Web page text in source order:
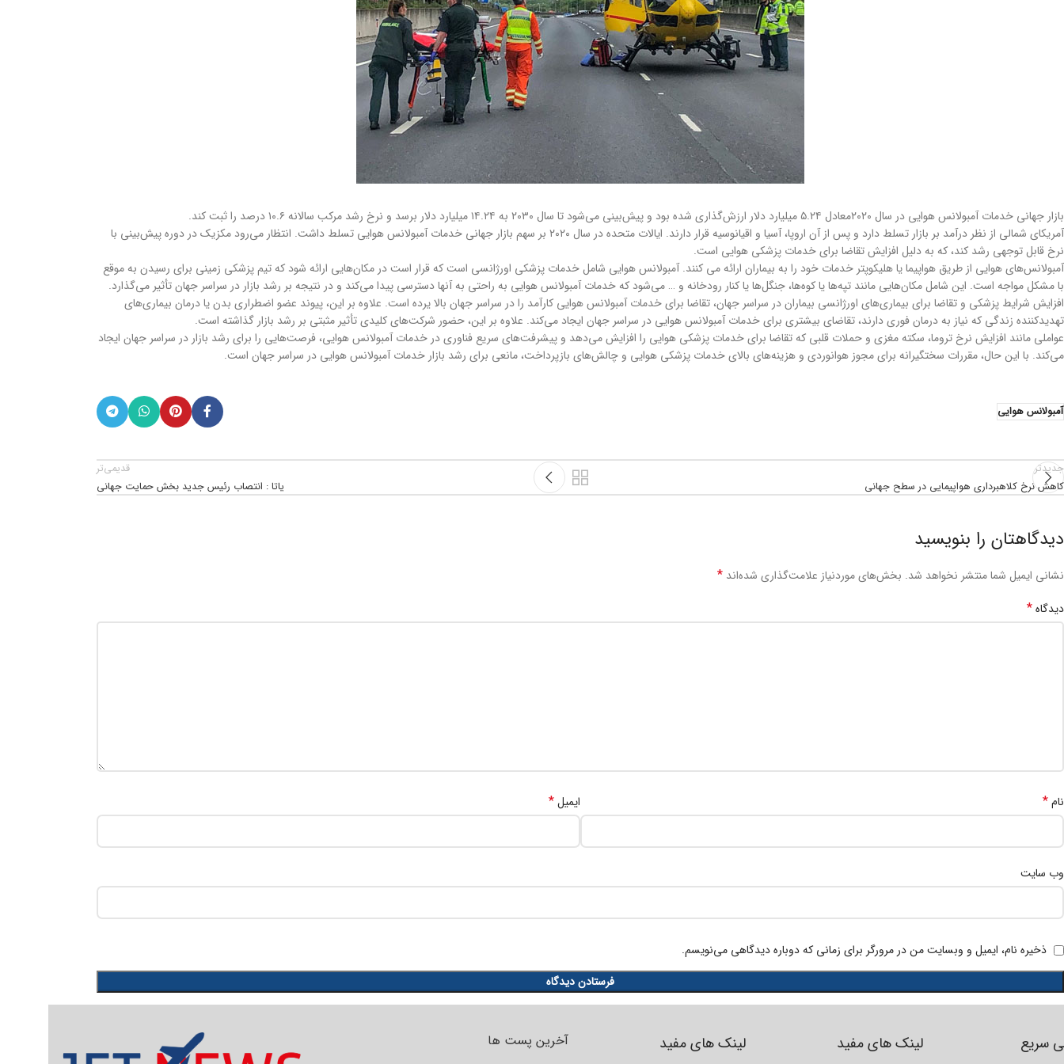
بازار جهانی خدمات آمبولانس هوایی در سال ۲۰۲۰معادل ۵.۲۴ میلیارد دلار ارزش‌گذاری شده بود و پیش‌بینی می‌شود تا سال ۲۰۳۰ به ۱۴.۲۴ میلیارد دلار برسد و نرخ رشد مرکب سالانه ۱۰.۶ درصد را ثبت کند.
آمریکای شمالی از نظر درآمد بر بازار تسلط دارد و پس از آن اروپا، آسیا و اقیانوسیه قرار دارند. ایالات متحده در سال ۲۰۲۰ بر سهم بازار جهانی خدمات آمبولانس هوایی تسلط داشت. انتظار می‌رود مکزیک در دوره پیش‌بینی با
نرخ قابل توجهی رشد کند، که به دلیل افزایش تقاضا برای خدمات پزشکی هوایی است.
آمبولانس‌های هوایی از طریق هواپیما یا هلیکوپتر خدمات خود را به بیماران ارائه می کنند. آمبولانس هوایی شامل خدمات پزشکی اورژانسی است که قرار است در مکان‌هایی ارائه شود که تیم پزشکی زمینی برای رسیدن به موقع
با مشکل مواجه است. این شامل مکان‌هایی مانند تپه‌ها یا کوه‌ها، جنگل‌ها یا کنار رودخانه و … می‌شود که خدمات آمبولانس هوایی به راحتی به آنها دسترسی پیدا می‌کند و در نتیجه بر رشد بازار در سراسر جهان تأثیر می‌گذارد.
افزایش شرایط پزشکی و تقاضا برای بیماری‌های اورژانسی بیماران در سراسر جهان، تقاضا برای خدمات آمبولانس هوایی کارآمد را در سراسر جهان بالا یرده است. علاوه بر این، پیوند عضو اضطراری بدن یا درمان بیماری‌های
تهدیدکننده زندگی که نیاز به درمان فوری دارند، تقاضای بیشتری برای خدمات آمبولانس هوایی در سراسر جهان ایجاد می‌کند. علاوه بر این، حضور شرکت‌های کلیدی تأثیر مثبتی بر رشد بازار گذاشته است.
عواملی مانند افزایش نرخ تروما، سکته مغزی و حملات قلبی که تقاضا برای خدمات پزشکی هوایی را افزایش می‌دهد و پیشرفت‌های سریع فناوری در خدمات آمبولانس هوایی، فرصت‌هایی را برای رشد بازار در سراسر جهان ایجاد
می‌کند. با این حال، مقررات سختگیرانه برای مجوز هوانوردی و هزینه‌های بالای خدمات پزشکی هوایی و چالش‌های بازپرداخت، مانعی برای رشد بازار خدمات آمبولانس هوایی در سراسر جهان است.
آمبولانس هوایی
جدیدتر
کاهش نرخ کلاهبرداری هواپیمایی در سطح جهانی
قدیمی‌تر
یاتا : انتصاب رئیس جدید بخش حمایت جهانی
دیدگاهتان را بنویسید
نشانی ایمیل شما منتشر نخواهد شد. بخش‌های موردنیاز علامت‌گذاری شده‌اند *
دیدگاه*
نام* ایمیل*
وب‌ سایت
ذخیره نام، ایمیل و وبسایت من در مرورگر برای زمانی که دوباره دیدگاهی می‌نویسم.
آخرین پست ها لینک های مفید لینک های مفید سریع